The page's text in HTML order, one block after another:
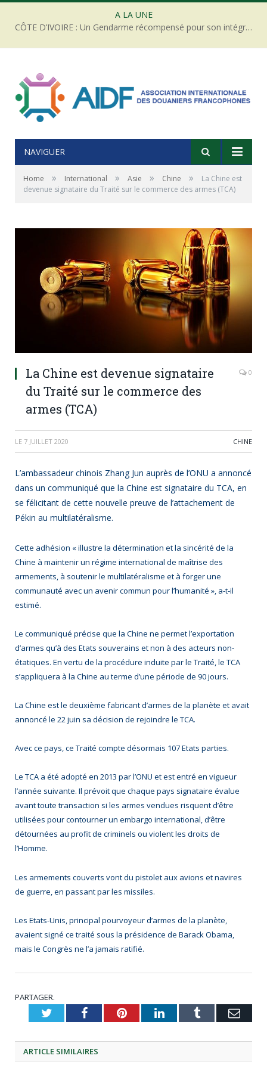
A LA UNE
CÔTE D’IVOIRE : Un Gendarme récompensé pour son intégrité face à une tentative de corruption
NAVIGUER
Home » International » Asie » Chine »
La Chine est
devenue signataire du Traité sur le commerce des armes (TCA)
La Chine est devenue signataire
du Traité sur le commerce des
armes (TCA)
0
LE 7 JUILLET 2020 CHINE
L’ambassadeur chinois Zhang Jun auprès de l’ONU a annoncé
dans un communiqué que la Chine est signataire du TCA, en
se félicitant de cette nouvelle preuve de l’attachement de
Pékin au multilatéralisme.
Cette adhésion « illustre la détermination et la sincérité de la
Chine à maintenir un régime international de maîtrise des
armements, à soutenir le multilatéralisme et à forger une
communauté avec un avenir commun pour l’humanité », a-t-il
estimé.
Le communiqué précise que la Chine ne permet l’exportation
d’armes qu’à des Etats souverains et non à des acteurs non-
étatiques. En vertu de la procédure induite par le Traité, le TCA
s’appliquera à la Chine au terme d’une période de 90 jours.
La Chine est le deuxième fabricant d’armes de la planète et avait
annoncé le 22 juin sa décision de rejoindre le TCA.
Avec ce pays, ce Traité compte désormais 107 Etats parties.
Le TCA a été adopté en 2013 par l’ONU et est entré en vigueur
l’année suivante. Il prévoit que chaque pays signataire évalue
avant toute transaction si les armes vendues risquent d’être
utilisées pour contourner un embargo international, d’être
détournées au profit de criminels ou violent les droits de
l’Homme.
Les armements couverts vont du pistolet aux avions et navires
de guerre, en passant par les missiles.
Les Etats-Unis, principal pourvoyeur d’armes de la planète,
avaient signé ce traité sous la présidence de Barack Obama,
mais le Congrès ne l’a jamais ratifié.
PARTAGER.
TwitterFacebookPinterestLinkedInTumblr
ARTICLE SIMILAIRES